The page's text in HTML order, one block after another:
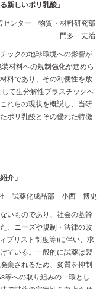
新しいポリ乳酸」
センター 物質・材料研究部
門多
丈治
ックの地球環境への影響が
材料への規制強化が進めら
料であり、その利便性を放
て生分解性プラスチックへ
れらの現状を概説し、当研
ポリ乳酸とその優れた特徴
介」
試薬化成品部 小西 博史
いものであり、社会の基幹
、ニーズや規制・法律の改
ブリスト制度等)に伴い、求
ている。一般的に試薬は製
棄されるため、変質を抑制
等への取り組みの一環とし